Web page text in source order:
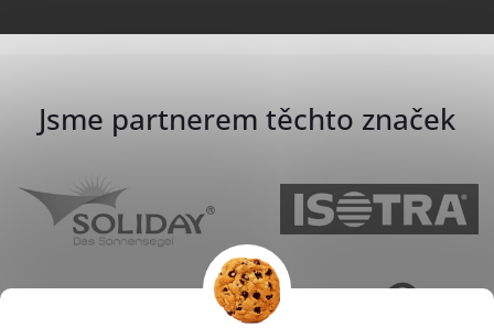
Jsme partnerem těchto značek